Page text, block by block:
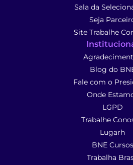
Sala da
Seja
Site Trabalhe
Blog do
Fale com o
Onde
LGPD
Trabalhe
Lugarh
BNE Cursos
Trabalha